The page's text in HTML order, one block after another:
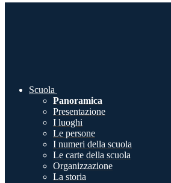
Scuola
Panoramica
Presentazione
I luoghi
Le persone
I numeri della scuola
Le carte della scuola
Organizzazione
La storia